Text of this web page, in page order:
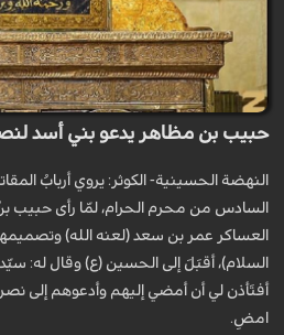
حبيب بن مظاهر يدعو بني أسد
النهضة الحسينية- الكوثر: يروي أربابُ
السادس من محرم الحرام، لمّا رأى حبيب
العساكر عمر بن سعد (لعنه الله)
السلام)، أقبَلَ إلى الحسين (ع) وقال له:
أفتَأذن لي أن أمضي إليهم وأدعوهم إلى
امضِ.